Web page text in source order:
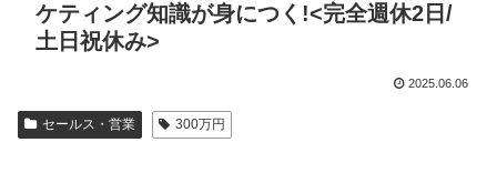
ケティング知識が身につく!<完全週休2日/
土日祝休み>
2025.06.06
セールス・営業 300万円